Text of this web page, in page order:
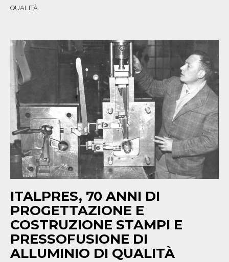
SOSTENIBILITÀ
NEWS
CONTATTI
IT EN DE
QUALITÀ
ITALPRES, 70 ANNI DI
PROGETTAZIONE E
COSTRUZIONE STAMPI E
PRESSOFUSIONE DI
ALLUMINIO DI QUALITÀ